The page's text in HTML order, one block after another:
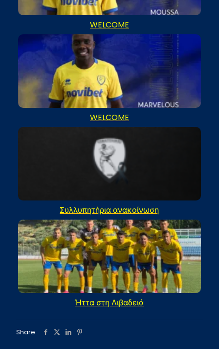
WELCOME
WELCOME
Συλλυπητήρια ανακοίνωση
Ήττα στη Λιβαδειά
Share